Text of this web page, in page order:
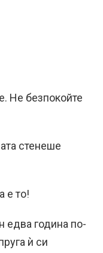
Не безпокойте
стенеше
е то!
едва година по-
ѝ си